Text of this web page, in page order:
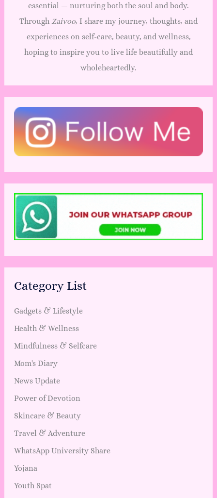
essential — nurturing both the soul and body.
Through Zaivoo, I share my journey, thoughts, and
experiences on self-care, beauty, and wellness,
hoping to inspire you to live life beautifully and
wholeheartedly.
Category List
Gadgets & Lifestyle
Health & Wellness
Mindfulness & Selfcare
Mom's Diary
News Update
Power of Devotion
Skincare & Beauty
Travel & Adventure
WhatsApp University Share
Yojana
Youth Spat